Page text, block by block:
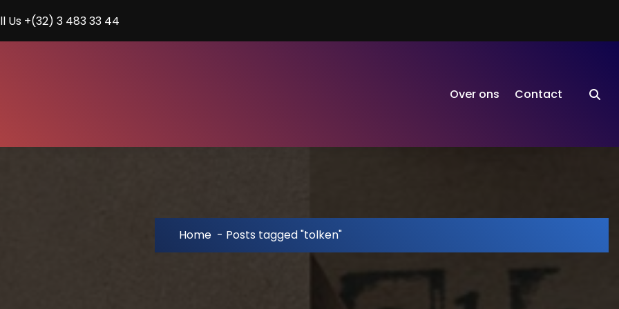
Us +(32) 3 483 33 44
Over ons Contact
Home - Posts tagged "tolken"